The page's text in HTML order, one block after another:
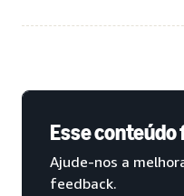
Esse conteúdo
Ajude-nos a
feedback.